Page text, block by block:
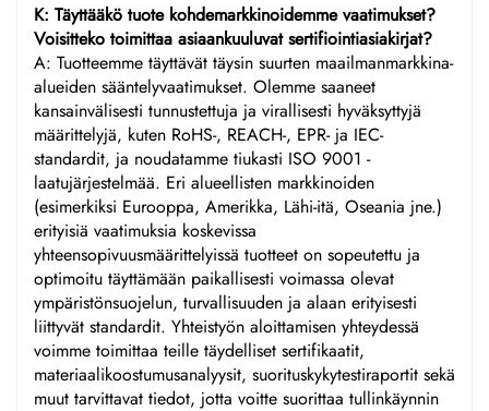
K: Täyttääkö tuote kohdemarkkinoidemme vaatimukset?
Voisitteko toimittaa asiaankuuluvat sertifiointiasiakirjat?
A: Tuotteemme täyttävät täysin suurten maailmanmarkkina-
alueiden sääntelyvaatimukset. Olemme saaneet
kansainvälisesti tunnustettuja ja virallisesti hyväksyttyjä
määrittelyjä, kuten RoHS-, REACH-, EPR- ja IEC-
standardit, ja noudatamme tiukasti ISO 9001 -
laatujärjestelmää. Eri alueellisten markkinoiden
(esimerkiksi Eurooppa, Amerikka, Lähi-itä, Oseania jne.)
erityisiä vaatimuksia koskevissa
yhteensopivuusmäärittelyissä tuotteet on sopeutettu ja
optimoitu täyttämään paikallisesti voimassa olevat
ympäristönsuojelun, turvallisuuden ja alaan erityisesti
liittyvät standardit. Yhteistyön aloittamisen yhteydessä
voimme toimittaa teille täydelliset sertifikaatit,
materiaalikoostumusanalyysit, suorituskykytestiraportit sekä
muut tarvittavat tiedot, jotta voitte suorittaa tullinkäynnin